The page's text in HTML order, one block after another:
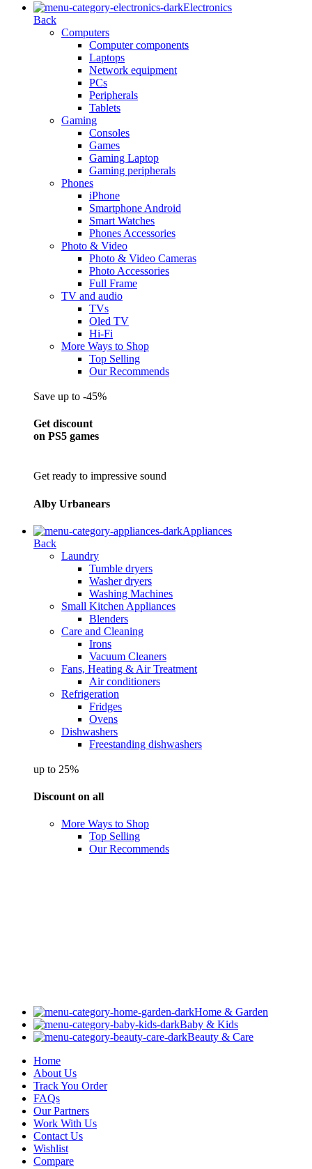
Electronics
Back
Computers
Computer components
Laptops
Network equipment
PCs
Peripherals
Tablets
Gaming
Consoles
Games
Gaming Laptop
Gaming peripherals
Phones
iPhone
Smartphone Android
Smart Watches
Phones Accessories
Photo & Video
Photo & Video Cameras
Photo Accessories
Full Frame
TV and audio
TVs
Oled TV
Hi-Fi
More Ways to Shop
Top Selling
Our Recommends
Save up to -45%
Get discount
on PS5 games
Get ready to impressive sound
Alby Urbanears
Appliances
Back
Laundry
Tumble dryers
Washer dryers
Washing Machines
Small Kitchen Appliances
Blenders
Care and Cleaning
Irons
Vacuum Cleaners
Fans, Heating & Air Treatment
Air conditioners
Refrigeration
Fridges
Ovens
Dishwashers
Freestanding dishwashers
up to 25%
Discount on all
More Ways to Shop
Top Selling
Our Recommends
Home & Garden
Baby & Kids
Beauty & Care
Home
About Us
Track You Order
FAQs
Our Partners
Work With Us
Contact Us
Wishlist
Compare